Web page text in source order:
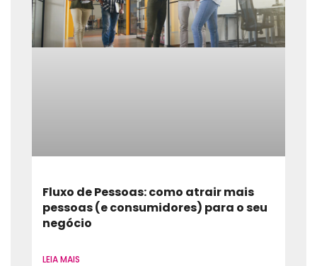
Fluxo de Pessoas: como atrair mais
pessoas (e consumidores) para o seu
negócio
LEIA MAIS